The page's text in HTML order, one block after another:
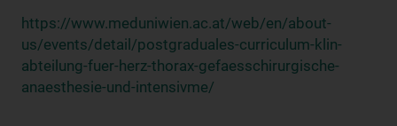
https://www.meduniwien.ac.at/web/en/about-
us/events/detail/postgraduales-curriculum-klin-
abteilung-fuer-herz-thorax-gefaesschirurgische-
anaesthesie-und-intensivme/